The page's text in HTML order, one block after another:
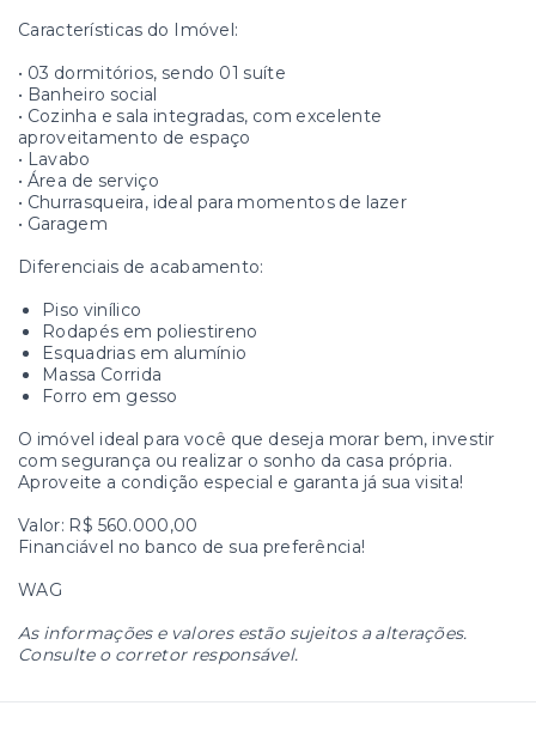
Características do Imóvel:
• 03 dormitórios, sendo 01 suíte
• Banheiro social
• Cozinha e sala integradas, com excelente
aproveitamento de espaço
• Lavabo
• Área de serviço
• Churrasqueira, ideal para momentos de lazer
• Garagem
Diferenciais de acabamento:
Piso vinílico
Rodapés em poliestireno
Esquadrias em alumínio
Massa Corrida
Forro em gesso
O imóvel ideal para você que deseja morar bem, investir
com segurança ou realizar o sonho da casa própria.
Aproveite a condição especial e garanta já sua visita!
Valor: R$ 560.000,00
Financiável no banco de sua preferência!
WAG
As informações e valores estão sujeitos a alterações.
Consulte o corretor responsável.